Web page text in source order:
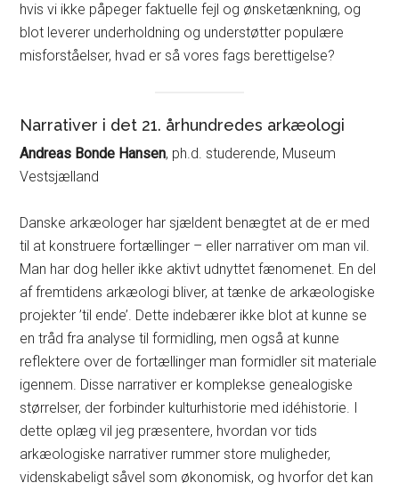
hvis vi ikke påpeger faktuelle fejl og ønsketænkning, og
blot leverer underholdning og understøtter populære
misforståelser, hvad er så vores fags berettigelse?
Narrativer i det 21. århundredes arkæologi
Andreas Bonde Hansen, ph.d. studerende, Museum
Vestsjælland
Danske arkæologer har sjældent benægtet at de er med
til at konstruere fortællinger – eller narrativer om man vil.
Man har dog heller ikke aktivt udnyttet fænomenet. En del
af fremtidens arkæologi bliver, at tænke de arkæologiske
projekter ’til ende’. Dette indebærer ikke blot at kunne se
en tråd fra analyse til formidling, men også at kunne
reflektere over de fortællinger man formidler sit materiale
igennem. Disse narrativer er komplekse genealogiske
størrelser, der forbinder kulturhistorie med idéhistorie. I
dette oplæg vil jeg præsentere, hvordan vor tids
arkæologiske narrativer rummer store muligheder,
videnskabeligt såvel som økonomisk, og hvorfor det kan